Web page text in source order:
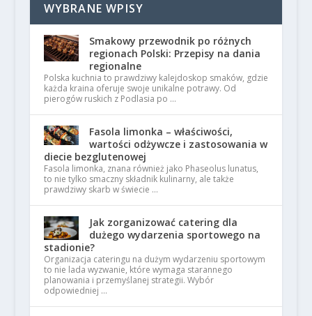
WYBRANE WPISY
Smakowy przewodnik po różnych
regionach Polski: Przepisy na dania
regionalne
Polska kuchnia to prawdziwy kalejdoskop smaków, gdzie
każda kraina oferuje swoje unikalne potrawy. Od
pierogów ruskich z Podlasia po …
Fasola limonka – właściwości,
wartości odżywcze i zastosowania w
diecie bezglutenowej
Fasola limonka, znana również jako Phaseolus lunatus,
to nie tylko smaczny składnik kulinarny, ale także
prawdziwy skarb w świecie …
Jak zorganizować catering dla
dużego wydarzenia sportowego na
stadionie?
Organizacja cateringu na dużym wydarzeniu sportowym
to nie lada wyzwanie, które wymaga starannego
planowania i przemyślanej strategii. Wybór
odpowiedniej …